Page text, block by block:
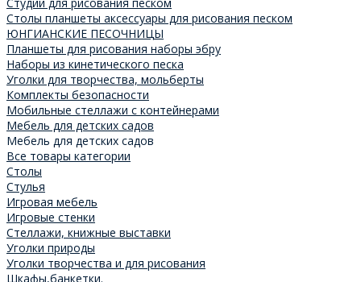
Студии для рисования песком
Столы планшеты аксессуары для рисования песком
ЮНГИАНСКИЕ ПЕСОЧНИЦЫ
Планшеты для рисования наборы эбру
Наборы из кинетического песка
Уголки для творчества, мольберты
Комплекты безопасности
Мобильные стеллажи с контейнерами
Мебель для детских садов
Мебель для детских садов
Все товары категории
Столы
Стулья
Игровая мебель
Игровые стенки
Стеллажи, книжные выставки
Уголки природы
Уголки творчества и для рисования
Шкафы,банкетки.